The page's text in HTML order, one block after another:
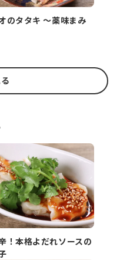
のタタキ ～薬味まみ
！本格よだれソースの